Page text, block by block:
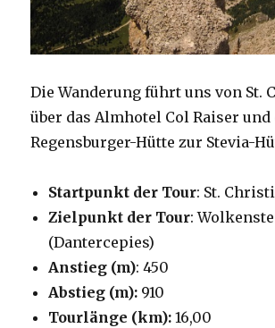
Die Wanderung führt uns von St.
über das Almhotel Col Raiser und
Regensburger-Hütte zur Stevia-
Startpunkt der Tour: St.
Zielpunkt der Tour:
(Dantercepies)
Anstieg (m): 450
Abstieg (m): 910
Tourlänge (km):16,00